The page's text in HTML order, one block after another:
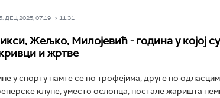
ДЕЦ 2025, 07:19 -> 11:31
Жељко, Милојевић - година у којој
и жртве
у спорту памте се по трофејима, друге по
клупе, уместо ослонца, постале жаришта